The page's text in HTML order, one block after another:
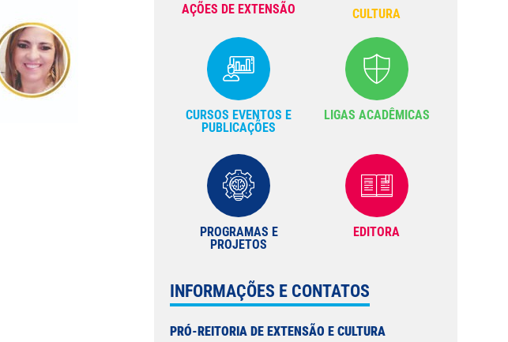
AÇÕES DE EXTENSÃO CULTURA
CURSOS EVENTOS E
PUBLICAÇÕES
LIGAS ACADÊMICAS
PROGRAMAS E
PROJETOS
EDITORA
INFORMAÇÕES E CONTATOS
PRÓ-REITORIA DE EXTENSÃO E CULTURA